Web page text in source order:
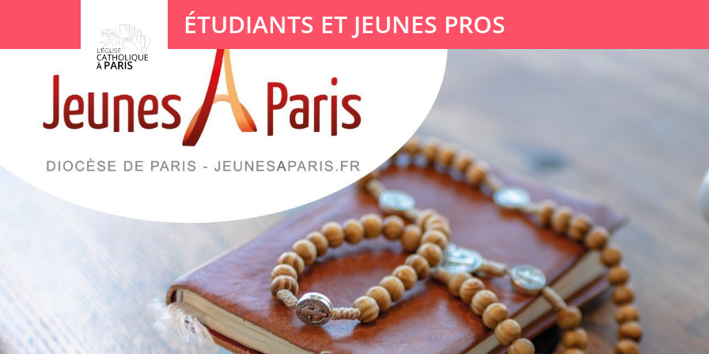
ÉTUDIANTS ET JEUNES PROS
Votre recherche
Panneau de gestion des cookies